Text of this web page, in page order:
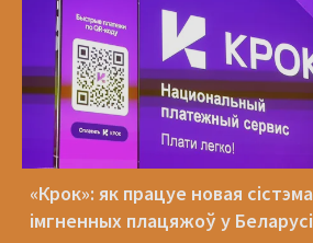
«Крок»: як працуе новая сістэма
імгненных плацяжоў у Беларусі